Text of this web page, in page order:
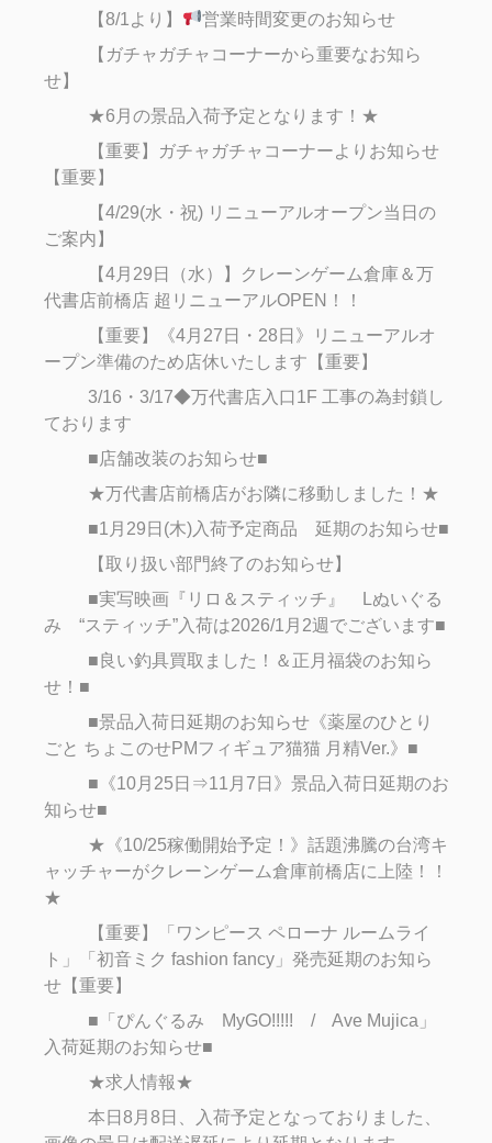
【8/1より】
営業時間変更のお知らせ
【ガチャガチャコーナーから重要なお知ら
せ】
★6月の景品入荷予定となります！★
【重要】ガチャガチャコーナーよりお知らせ
【重要】
【4/29(水・祝) リニューアルオープン当日の
ご案内】
【4月29日（水）】クレーンゲーム倉庫＆万
代書店前橋店 超リニューアルOPEN！！
【重要】《4月27日・28日》リニューアルオ
ープン準備のため店休いたします【重要】
3/16・3/17◆万代書店入口1F 工事の為封鎖し
ております
■店舗改装のお知らせ■
★万代書店前橋店がお隣に移動しました！★
■1月29日(木)入荷予定商品 延期のお知らせ■
【取り扱い部門終了のお知らせ】
■実写映画『リロ＆スティッチ』 Lぬいぐる
み “スティッチ”入荷は2026/1月2週でございます■
■良い釣具買取ました！＆正月福袋のお知ら
せ！■
■景品入荷日延期のお知らせ《薬屋のひとり
ごと ちょこのせPMフィギュア猫猫 月精Ver.》■
■《10月25日⇒11月7日》景品入荷日延期のお
知らせ■
★《10/25稼働開始予定！》話題沸騰の台湾キ
ャッチャーがクレーンゲーム倉庫前橋店に上陸！！
★
【重要】「ワンピース ペローナ ルームライ
ト」「初音ミク fashion fancy」発売延期のお知ら
せ【重要】
■「ぴんぐるみ MyGO!!!!! / Ave Mujica」
入荷延期のお知らせ■
★求人情報★
本日8月8日、入荷予定となっておりました、